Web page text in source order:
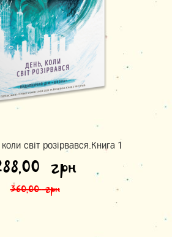
світ розірвався.Книга 1
360,00грн
ціна: 360,00 грн.
грн
288,00 грн.